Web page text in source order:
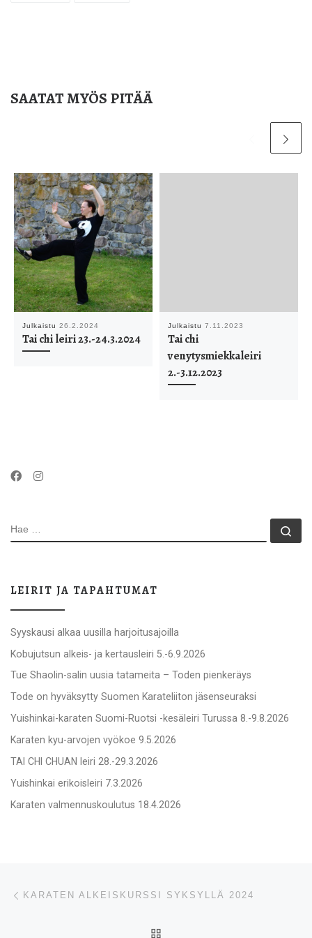
SAATAT MYÖS PITÄÄ
Julkaistu 26.2.2024
Tai chi leiri 23.-24.3.2024
Julkaistu 7.11.2023
Tai chi
venytysmiekkaleiri
2.-3.12.2023
HAE
LEIRIT JA TAPAHTUMAT
Syyskausi alkaa uusilla harjoitusajoilla
Kobujutsun alkeis- ja kertausleiri 5.-6.9.2026
Tue Shaolin-salin uusia tatameita – Toden pienkeräys
Tode on hyväksytty Suomen Karateliiton jäsenseuraksi
Yuishinkai-karaten Suomi-Ruotsi -kesäleiri Turussa 8.-9.8.2026
Karaten kyu-arvojen vyökoe 9.5.2026
TAI CHI CHUAN leiri 28.-29.3.2026
Yuishinkai erikoisleiri 7.3.2026
Karaten valmennuskoulutus 18.4.2026
Artikkelien navigointi
KARATEN ALKEISKURSSI SYKSYLLÄ 2024